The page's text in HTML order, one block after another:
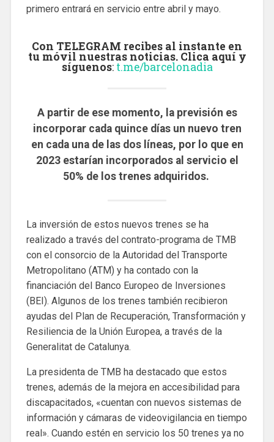
primero entrará en servicio entre abril y mayo.
Con TELEGRAM recibes al instante en
tu móvil nuestras noticias. Clica aquí y
síguenos: t.me/barcelonadia
A partir de ese momento, la previsión es
incorporar cada quince días un nuevo tren
en cada una de las dos líneas, por lo que en
2023 estarían incorporados al servicio el
50% de los trenes adquiridos.
La inversión de estos nuevos trenes se ha
realizado a través del contrato-programa de TMB
con el consorcio de la Autoridad del Transporte
Metropolitano (ATM) y ha contado con la
financiación del Banco Europeo de Inversiones
(BEI). Algunos de los trenes también recibieron
ayudas del Plan de Recuperación, Transformación y
Resiliencia de la Unión Europea, a través de la
Generalitat de Catalunya.
La presidenta de TMB ha destacado que estos
trenes, además de la mejora en accesibilidad para
discapacitados, «cuentan con nuevos sistemas de
información y cámaras de videovigilancia en tiempo
real». Cuando estén en servicio los 50 trenes ya no